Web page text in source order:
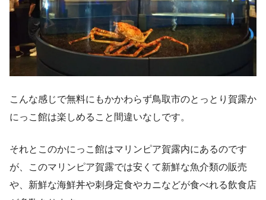
こんな感じで無料にもかかわらず鳥取市のとっとり賀露か
にっこ館は楽しめること間違いなしです。
それとこのかにっこ館はマリンピア賀露内にあるのです
が、このマリンピア賀露では安くて新鮮な魚介類の販売
や、新鮮な海鮮丼や刺身定食やカニなどが食べれる飲食店